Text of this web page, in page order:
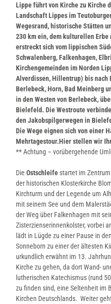
Lippe führt von Kirche zu Kirche
Landschaft Lippes im
Wegesrand, historische Stätten
230 km ein, dem kulturellen
erstreckt sich vom lippischen
Schwalenberg, Falkenhagen,
Kirchengemeinden im Norden
Alverdissen, Hillentrup) bis nach
Berlebeck, Horn, Bad Meinberg
in den Westen von Berlebeck,
Bielefeld. DieWestroute
den Jakobspilgerwegen in
Die Wege eignen sich von einer
Mehrtagestour.Hier stellen wir
** Achtung – vorübergehende
Die Ostschleife startet im
der historischen Klosterkirche
Kirchturm und der Legende um
mit seinem See und dem
der Weg über Falkenhagen mit
Zisterzienserinnenkolster, vorbei
lädt in Lügde zu einer Pause in
Sonneborn zu einer der ältesten
urkundlich erwähnt im 13.
Kirche zu gehen, da dort Wand-
lutherischen Katechismus (rund
zu finden sind, eine Seltenheit im
Kirchen Deutschlands. Weiter